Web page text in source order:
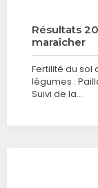
Résultats
maraîcher
Fertilité du sol
légumes :
Suivi de la…